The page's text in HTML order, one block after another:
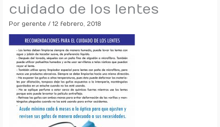
cuidado de los lentes
Por gerente/12 febrero, 2018